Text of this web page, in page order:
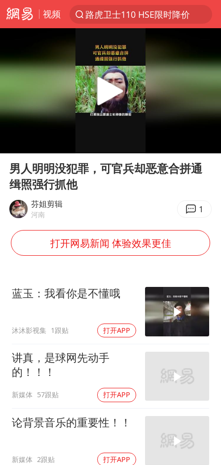
视频
路虎卫士110 HSE限时降价
部分银行上调存款利率
小沈阳加盟《披荆斩棘》
新疆生产建设兵团生态环境局原局长被查
4.2平卫生间补漏注胶花1.55万
白海豚路径图
上海地铁4条线路全线停运
湖北启动重大气象灾害三级应急响应
三预警齐发 11个省份有大到暴雨
从科技创新看开局起步的时与势
Play
男人明明没犯罪，可官兵却恶意合拼通
缉照强行抓他
芬姐剪辑
河南 1
打开网易新闻 体验效果更佳
蓝玉：我看你是不懂哦
沐沐影视集 1跟贴 打开APP
讲真，是球网先动手
的！！！
新媒体 57跟贴 打开APP
论背景音乐的重要性！！
新媒体 2跟贴 打开APP